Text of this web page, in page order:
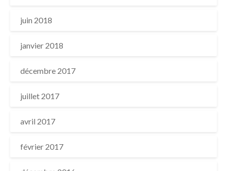
juin 2018
janvier 2018
décembre 2017
juillet 2017
avril 2017
février 2017